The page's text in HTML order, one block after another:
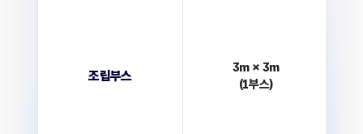
조립부스
3m × 3m
(1부스)